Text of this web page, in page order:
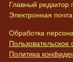
Главный редактор
Электронная
Обработка
Пользовательское
Политика